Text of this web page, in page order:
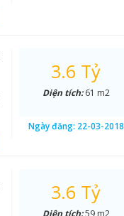
3.6 Tỷ
Diện tích:61 m2
Ngày đăng: 22-03-2018
3.6 Tỷ
Diện tích:59 m2